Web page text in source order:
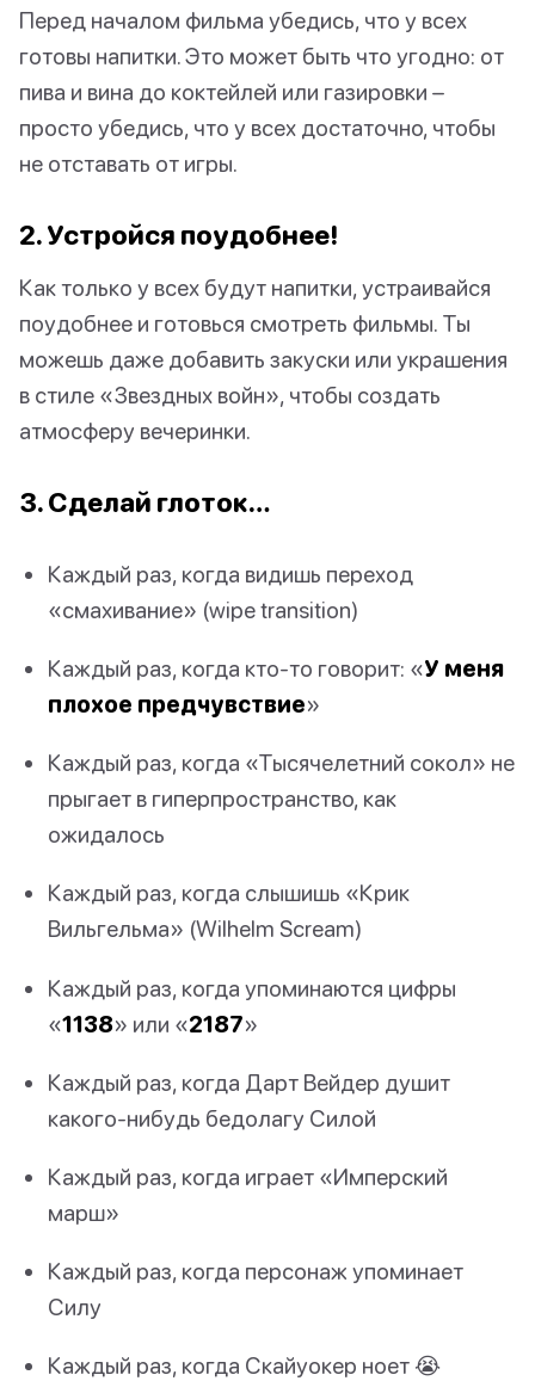
Перед началом фильма убедись, что у всех
готовы напитки. Это может быть что угодно: от
пива и вина до коктейлей или газировки –
просто убедись, что у всех достаточно, чтобы
не отставать от игры.
2. Устройся поудобнее!
Как только у всех будут напитки, устраивайся
поудобнее и готовься смотреть фильмы. Ты
можешь даже добавить закуски или украшения
в стиле «Звездных войн», чтобы создать
атмосферу вечеринки.
3. Сделай глоток…
Каждый раз, когда видишь переход
«смахивание» (wipe transition)
Каждый раз, когда кто-то говорит: «У меня
плохое предчувствие»
Каждый раз, когда «Тысячелетний сокол» не
прыгает в гиперпространство, как
ожидалось
Каждый раз, когда слышишь «Крик
Вильгельма» (Wilhelm Scream)
Каждый раз, когда упоминаются цифры
«1138» или «2187»
Каждый раз, когда Дарт Вейдер душит
какого-нибудь бедолагу Силой
Каждый раз, когда играет «Имперский
марш»
Каждый раз, когда персонаж упоминает
Силу
Каждый раз, когда Скайуокер ноет 😭